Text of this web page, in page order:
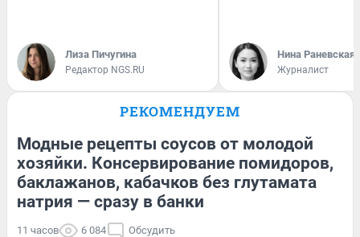
Лиза Пичугина
Редактор NGS.RU
Нина Раневская
Журналист
РЕКОМЕНДУЕМ
Модные рецепты соусов от молодой
хозяйки. Консервирование помидоров,
баклажанов, кабачков без глутамата
натрия — сразу в банки
11 часов 6 084 Обсудить